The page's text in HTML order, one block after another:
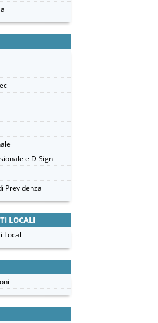
e D-Sign
Previdenza
LOCALI
Locali